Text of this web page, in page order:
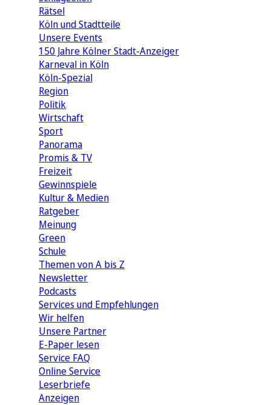
Rätsel
Köln und Stadtteile
Unsere Events
150 Jahre Kölner Stadt-Anzeiger
Karneval in Köln
Köln-Spezial
Region
Politik
Wirtschaft
Sport
Panorama
Promis & TV
Freizeit
Gewinnspiele
Kultur & Medien
Ratgeber
Meinung
Green
Schule
Themen von A bis Z
Newsletter
Podcasts
Services und Empfehlungen
Wir helfen
Unsere Partner
E-Paper lesen
Service FAQ
Online Service
Leserbriefe
Anzeigen